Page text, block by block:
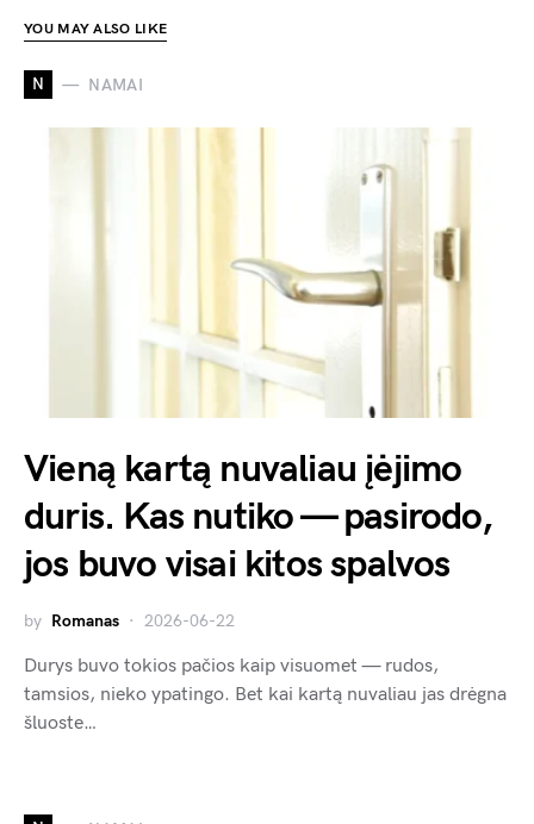
YOU MAY ALSO LIKE
N NAMAI
Vieną kartą nuvaliau įėjimo
duris. Kas nutiko — pasirodo,
jos buvo visai kitos spalvos
by Romanas 2026-06-22
Durys buvo tokios pačios kaip visuomet — rudos,
tamsios, nieko ypatingo. Bet kai kartą nuvaliau jas drėgna
šluoste…